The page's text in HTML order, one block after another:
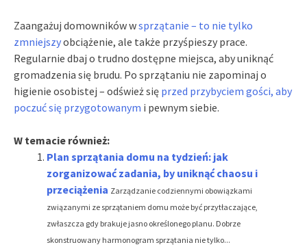
Zaangażuj domowników wsprzątanie – to nie tylko
zmniejszyobciążenie, ale także przyśpieszy prace.
Regularnie dbaj o trudno dostępne miejsca, aby uniknąć
gromadzenia się brudu. Po sprzątaniu nie zapominaj o
higienie osobistej – odśwież się przed przybyciem gości, aby
poczuć się przygotowanym i pewnym siebie.
W temacie również:
Plan sprzątania domu na tydzień: jak
zorganizować zadania, by uniknąć chaosu i
przeciążenia Zarządzanie codziennymi obowiązkami
związanymi ze sprzątaniem domu może być przytłaczające,
zwłaszcza gdy brakuje jasno określonego planu. Dobrze
skonstruowany harmonogram sprzątania nie tylko...